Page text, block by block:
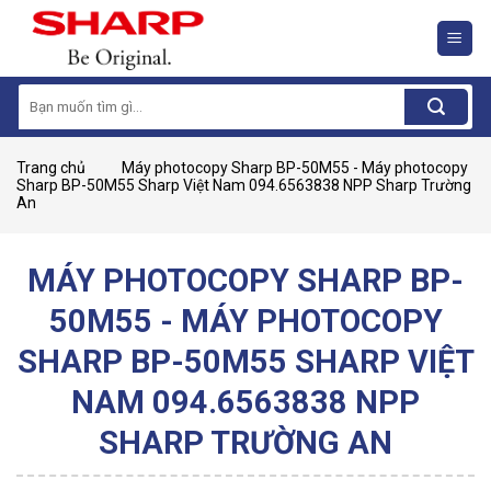
for:
Trang chủ
Máy photocopy Sharp BP-50M55 - Máy photocopy
Sharp BP-50M55 Sharp Việt Nam 094.6563838 NPP Sharp Trường
An
MÁY PHOTOCOPY SHARP BP-
50M55 - MÁY PHOTOCOPY
SHARP BP-50M55 SHARP VIỆT
NAM 094.6563838 NPP
SHARP TRƯỜNG AN